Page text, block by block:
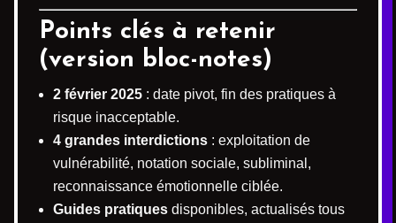
Points clés à retenir
(version bloc-notes)
2 février 2025 : date pivot, fin des pratiques à
risque inacceptable.
4 grandes interdictions : exploitation de
vulnérabilité, notation sociale, subliminal,
reconnaissance émotionnelle ciblée.
Guides pratiques disponibles, actualisés tous